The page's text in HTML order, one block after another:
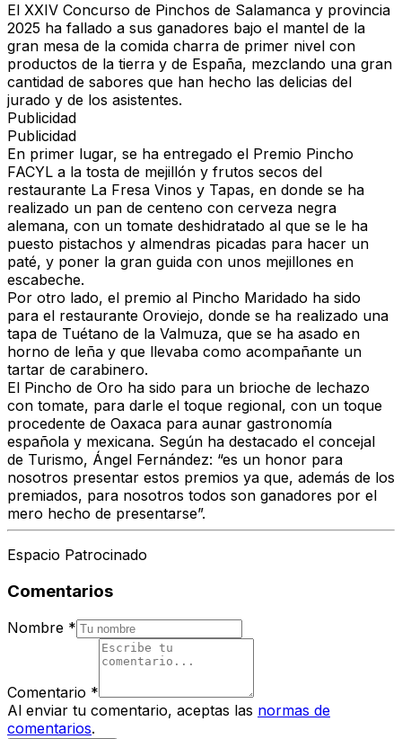
El XXIV Concurso de Pinchos de Salamanca y provincia
2025 ha fallado a sus ganadores bajo el mantel de la
gran mesa de la comida charra de primer nivel con
productos de la tierra y de España, mezclando una gran
cantidad de sabores que han hecho las delicias del
jurado y de los asistentes.
Publicidad
Publicidad
En primer lugar, se ha entregado el Premio Pincho
FACYL a la tosta de mejillón y frutos secos del
restaurante La Fresa Vinos y Tapas, en donde se ha
realizado un pan de centeno con cerveza negra
alemana, con un tomate deshidratado al que se le ha
puesto pistachos y almendras picadas para hacer un
paté, y poner la gran guida con unos mejillones en
escabeche.
Por otro lado, el premio al Pincho Maridado ha sido
para el restaurante Oroviejo, donde se ha realizado una
tapa de Tuétano de la Valmuza, que se ha asado en
horno de leña y que llevaba como acompañante un
tartar de carabinero.
El Pincho de Oro ha sido para un brioche de lechazo
con tomate, para darle el toque regional, con un toque
procedente de Oaxaca para aunar gastronomía
española y mexicana. Según ha destacado el concejal
de Turismo, Ángel Fernández: “es un honor para
nosotros presentar estos premios ya que, además de los
premiados, para nosotros todos son ganadores por el
mero hecho de presentarse”.
Espacio Patrocinado
Comentarios
Nombre *
Comentario *
Al enviar tu comentario, aceptas las normas de
comentarios.